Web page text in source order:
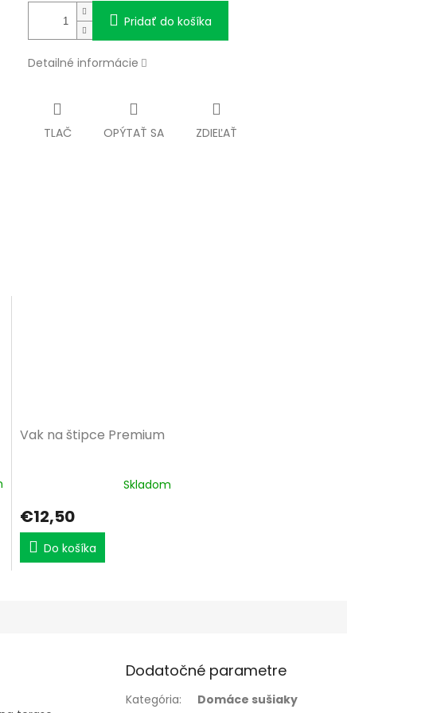
Pridať do košíka
Detailné informácie
TLAČ OPÝTAŤ SA ZDIEĽAŤ
Vak na štipce Premium
Skladom
€12,50
Do košíka
Dodatočné parametre
Kategória:
Domáce sušiaky